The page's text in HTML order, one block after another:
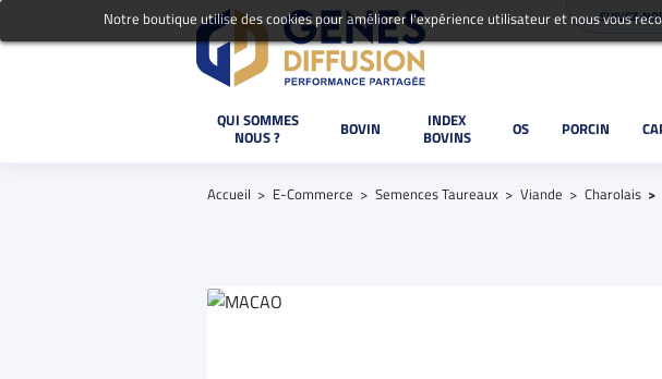
SUIVEZ-
QUI SOMMES
NOUS ?
BOVIN
INDEX
BOVINS
OS PORCIN
Accueil E-Commerce Semences Taureaux Viande Charolais
Notre boutique utilise des cookies pour améliorer l'expérience utilisateur et nous vous